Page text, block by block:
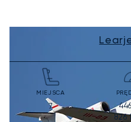
MIEJSCA
7 446
826